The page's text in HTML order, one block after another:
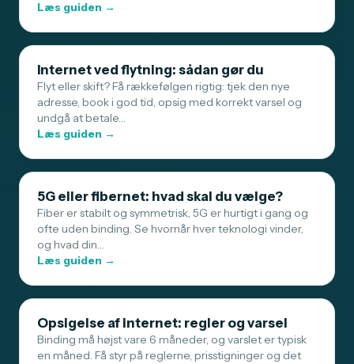
Læs guiden →
Internet ved flytning: sådan gør du
Flyt eller skift? Få rækkefølgen rigtig: tjek den nye
adresse, book i god tid, opsig med korrekt varsel og
undgå at betale…
Læs guiden →
5G eller fibernet: hvad skal du vælge?
Fiber er stabilt og symmetrisk, 5G er hurtigt i gang og
ofte uden binding. Se hvornår hver teknologi vinder,
og hvad din…
Læs guiden →
Opsigelse af internet: regler og varsel
Binding må højst vare 6 måneder, og varslet er typisk
en måned. Få styr på reglerne, prisstigninger og det